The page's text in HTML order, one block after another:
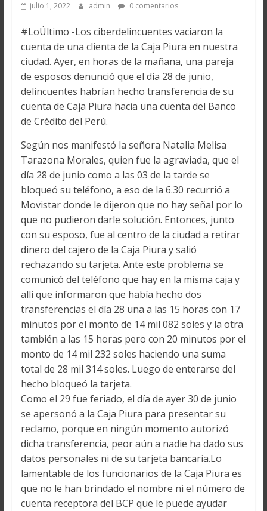
julio 1, 2022 admin 0 comentarios
#LoÚltimo -Los ciberdelincuentes vaciaron la
cuenta de una clienta de la Caja Piura en nuestra
ciudad. Ayer, en horas de la mañana, una pareja
de esposos denunció que el día 28 de junio,
delincuentes habrían hecho transferencia de su
cuenta de Caja Piura hacia una cuenta del Banco
de Crédito del Perú.
Según nos manifestó la señora Natalia Melisa
Tarazona Morales, quien fue la agraviada, que el
día 28 de junio como a las 03 de la tarde se
bloqueó su teléfono, a eso de la 6.30 recurrió a
Movistar donde le dijeron que no hay señal por lo
que no pudieron darle solución. Entonces, junto
con su esposo, fue al centro de la ciudad a retirar
dinero del cajero de la Caja Piura y salió
rechazando su tarjeta. Ante este problema se
comunicó del teléfono que hay en la misma caja y
allí que informaron que había hecho dos
transferencias el día 28 una a las 15 horas con 17
minutos por el monto de 14 mil 082 soles y la otra
también a las 15 horas pero con 20 minutos por el
monto de 14 mil 232 soles haciendo una suma
total de 28 mil 314 soles. Luego de enterarse del
hecho bloqueó la tarjeta.
Como el 29 fue feriado, el día de ayer 30 de junio
se apersonó a la Caja Piura para presentar su
reclamo, porque en ningún momento autorizó
dicha transferencia, peor aún a nadie ha dado sus
datos personales ni de su tarjeta bancaria.Lo
lamentable de los funcionarios de la Caja Piura es
que no le han brindado el nombre ni el número de
cuenta receptora del BCP que le puede ayudar